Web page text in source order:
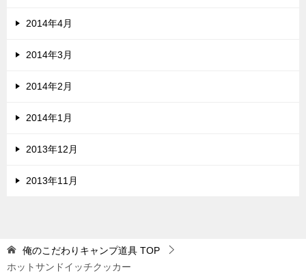
2014年4月
2014年3月
2014年2月
2014年1月
2013年12月
2013年11月
俺のこだわりキャンプ道具 TOP
ホットサンドイッチクッカー